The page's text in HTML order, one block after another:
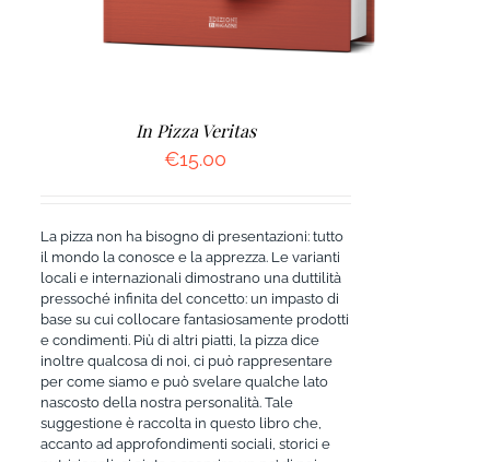
In Pizza Veritas
€15.00
La pizza non ha bisogno di presentazioni: tutto
il mondo la conosce e la apprezza. Le varianti
locali e internazionali dimostrano una duttilità
pressoché infinita del concetto: un impasto di
base su cui collocare fantasiosamente prodotti
e condimenti. Più di altri piatti, la pizza dice
inoltre qualcosa di noi, ci può rappresentare
per come siamo e può svelare qualche lato
nascosto della nostra personalità. Tale
suggestione è raccolta in questo libro che,
accanto ad approfondimenti sociali, storici e